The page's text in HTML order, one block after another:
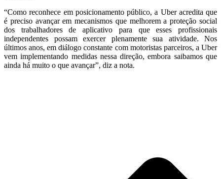
“Como reconhece em posicionamento público, a Uber acredita que
é preciso avançar em mecanismos que melhorem a proteção social
dos trabalhadores de aplicativo para que esses profissionais
independentes possam exercer plenamente sua atividade. Nos
últimos anos, em diálogo constante com motoristas parceiros, a Uber
vem implementando medidas nessa direção, embora saibamos que
ainda há muito o que avançar”, diz a nota.